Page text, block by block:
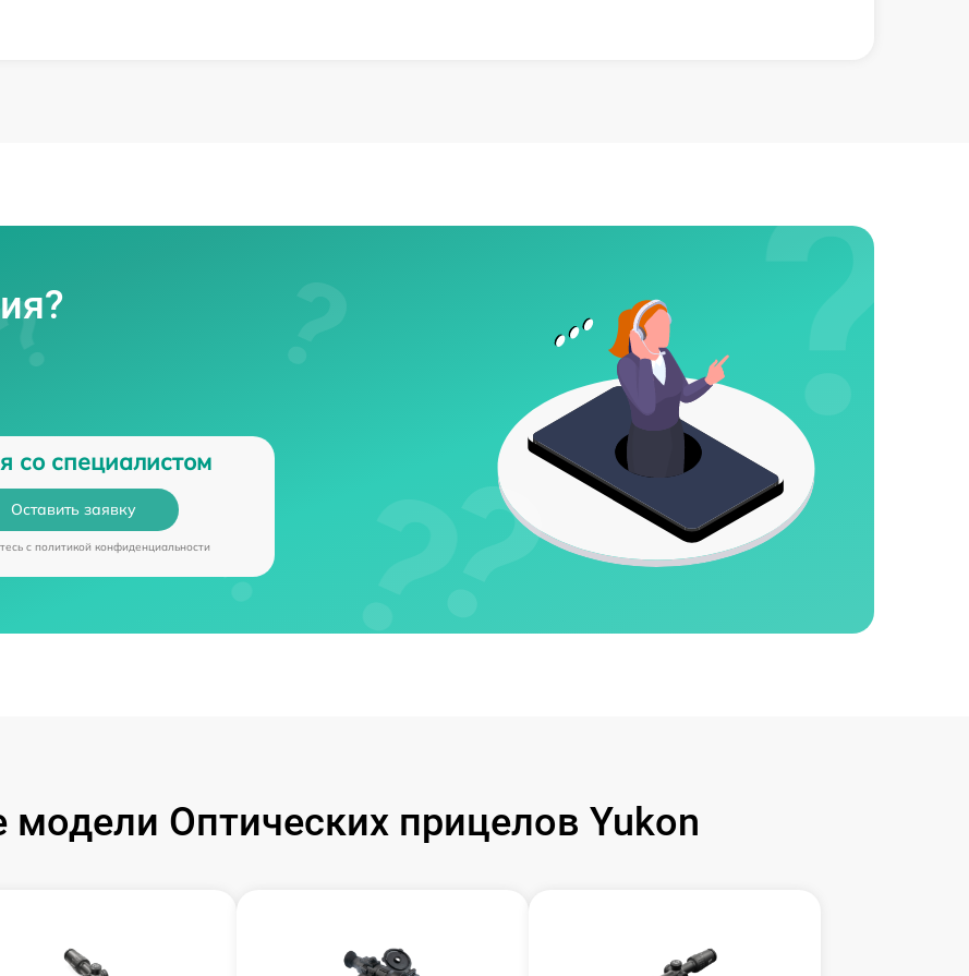
со специалистом
Оставить заявку
c политикой конфиденциальности
Оптических прицелов Yukon